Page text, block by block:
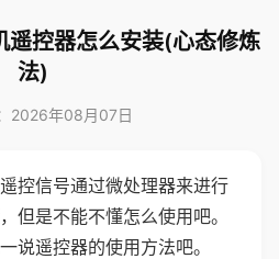
遥控器怎么安装(心态修炼
法)
2026年08月07日
控信号通过微处理器来进行
但是不能不懂怎么使用吧。
说遥控器的使用方法吧。